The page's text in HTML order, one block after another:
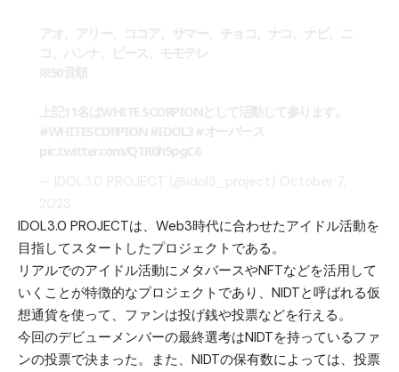
IDOL3.0 PROJECTは、Web3時代に合わせたアイドル活動を
目指してスタートしたプロジェクトである。
リアルでのアイドル活動にメタバースやNFTなどを活用して
いくことが特徴的なプロジェクトであり、NIDTと呼ばれる仮
想通貨を使って、ファンは投げ銭や投票などを行える。
今回のデビューメンバーの最終選考はNIDTを持っているファ
ンの投票で決まった。また、NIDTの保有数によっては、投票